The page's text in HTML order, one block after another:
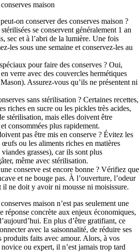
maison
on conserver des conserves maison ?
se conservent généralement 1 an
sec et à l’abri de la lumière. Une fois
les sous une semaine et conservez-les au
pour faire des conserves ? Oui,
verre avec des couvercles hermétiques
Assurez-vous qu’ils ne présentent ni
sans stérilisation ? Certaines recettes,
riches en sucre ou les pickles très acides,
stérilisation, mais elles doivent être
consommées plus rapidement.
pas être mis en conserve ? Évitez les
ou les aliments riches en matières
viandes grasses), car ils sont plus
même avec stérilisation.
conserve est encore bonne ? Vérifiez que
et ne bouge pas. À l’ouverture, l’odeur
il ne doit y avoir ni mousse ni moisissure.
maison n’est pas seulement une
réponse concrète aux enjeux économiques,
En plus d’être gratifiant, ce
avec la saisonnalité, de réduire ses
produits faits avec amour. Alors, à vos
ou expert, il n’est jamais trop tard